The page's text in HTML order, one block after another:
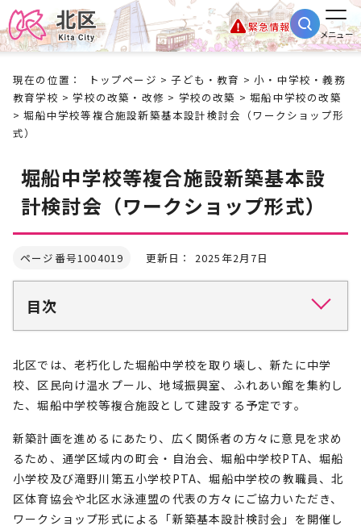
緊急情報
メニュー
現在の位置： トップページ >子ども・教育 >小・中学校・義務
教育学校 > 学校の改築・改修 > 学校の改築 >堀船中学校の改築
> 堀船中学校等複合施設新築基本設計検討会（ワークショップ形
式）
堀船中学校等複合施設新築基本設
計検討会（ワークショップ形式）
ページ番号1004019 更新日： 2025年2月7日
目次
北区では、老朽化した堀船中学校を取り壊し、新たに中学
校、区民向け温水プール、地域振興室、ふれあい館を集約し
た、堀船中学校等複合施設として建設する予定です。
新築計画を進めるにあたり、広く関係者の方々に意見を求め
るため、通学区域内の町会・自治会、堀船中学校PTA、堀船
小学校及び滝野川第五小学校PTA、堀船中学校の教職員、北
区体育協会や北区水泳連盟の代表の方々にご協力いただき、
ワークショップ形式による「新築基本設計検討会」を開催し